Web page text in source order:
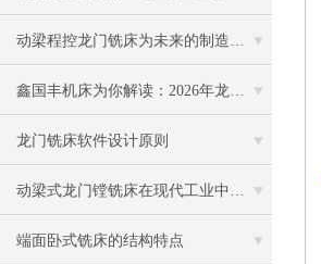
动梁程控龙门铣床为未来的制造业发展做出更大的贡献
鑫国丰机床为你解读：2026年龙门铣床与龙门磨床市场前景透视
龙门铣床软件设计原则
动梁式龙门镗铣床在现代工业中的应用：灵活应对复杂加工需求，保障质量
端面卧式铣床的结构特点